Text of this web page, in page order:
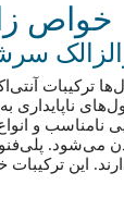
خواص
ترکیبات
ناپایداری
نامناسب و
می‌شود.
این ترکیبات